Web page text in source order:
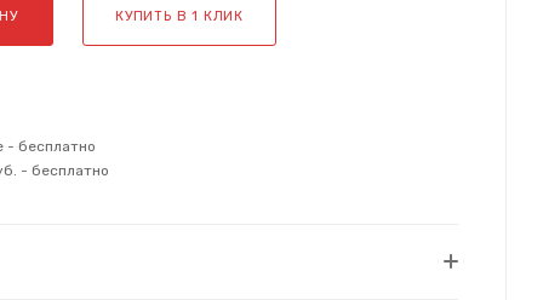
КУПИТЬ В 1 КЛИК
- бесплатно
- бесплатно